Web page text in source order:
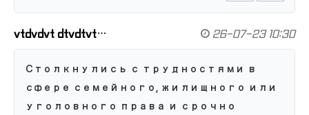
vtdvdvt dtvdtvt… 26-07-23 10:30
Столкнулись с трудностями в
сфере семейного, жилищного или
уголовного права и срочно